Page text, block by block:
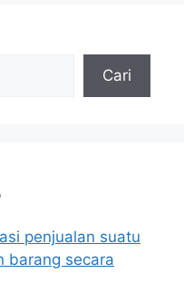
Cari
penjualan suatu
barang secara